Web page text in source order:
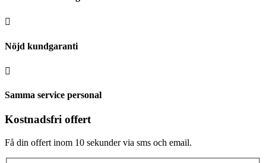

Nöjd kundgaranti

Samma service personal
Kostnadsfri offert
Få din offert inom 10 sekunder via sms och email.